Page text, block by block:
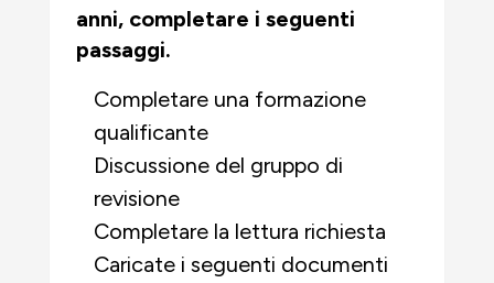
anni, completare i seguenti
passaggi.
Completare una formazione
qualificante
Discussione del gruppo di
revisione
Completare la lettura richiesta
Caricate i seguenti documenti